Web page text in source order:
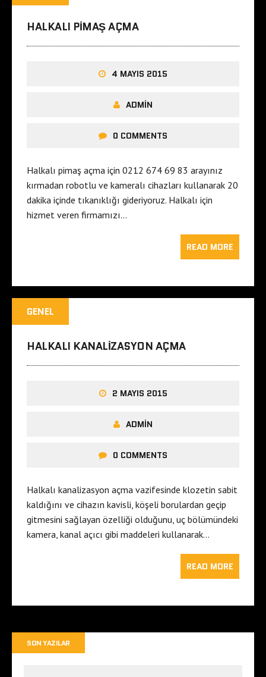
HALKALI PIMAŞ AÇMA
4 MAYIS 2015
ADMIN
0 COMMENTS
Halkalı pimaş açma için 0212 674 69 83 arayınız
kırmadan robotlu ve kameralı cihazları kullanarak 20
dakika içinde tıkanıklığı gideriyoruz. Halkalı için
hizmet veren firmamızı…
READ MORE
GENEL
HALKALI KANALIZASYON AÇMA
2 MAYIS 2015
ADMIN
0 COMMENTS
Halkalı kanalizasyon açma vazifesinde klozetin sabit
kaldığını ve cihazın kavisli, köşeli borulardan geçip
gitmesini sağlayan özelliği olduğunu, uç bölümündeki
kamera, kanal açıcı gibi maddeleri kullanarak…
READ MORE
SON YAZILAR